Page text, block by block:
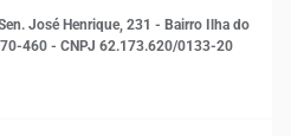
José Henrique, 231 - Bairro Ilha do
460 - CNPJ 62.173.620/0133-20